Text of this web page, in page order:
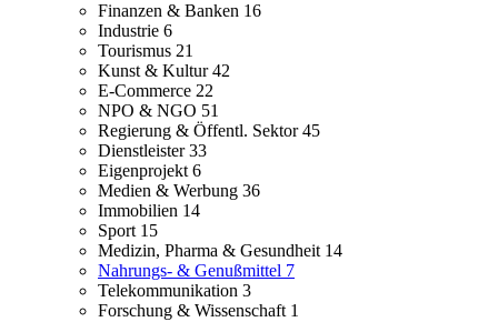
Finanzen & Banken 16
Industrie 6
Tourismus 21
Kunst & Kultur42
E-Commerce 22
NPO & NGO 51
Regierung & Öffentl. Sektor45
Dienstleister33
Eigenprojekt 6
Medien & Werbung 36
Immobilien 14
Sport 15
Medizin, Pharma & Gesundheit 14
Nahrungs- & Genußmittel 7
Telekommunikation 3
Forschung & Wissenschaft 1